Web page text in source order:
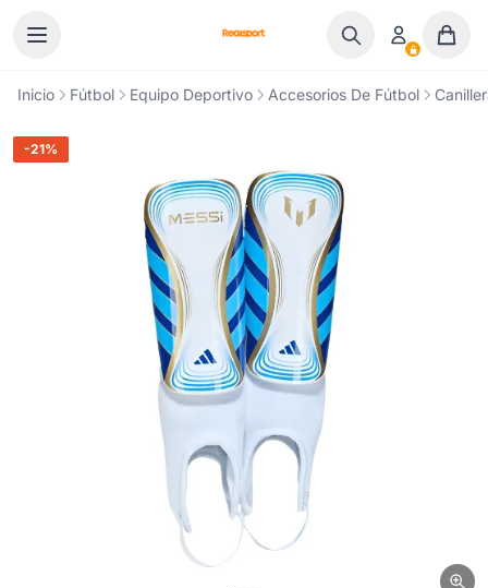
Inicio Fútbol Equipo Deportivo Accesorios De Fútbol
-21%